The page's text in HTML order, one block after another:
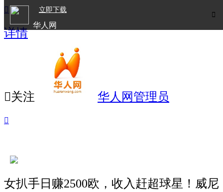

立即下载
华人网

详情
关注 华人网管理员

女扒手日赚2500欧，收入赶超球星！威尼